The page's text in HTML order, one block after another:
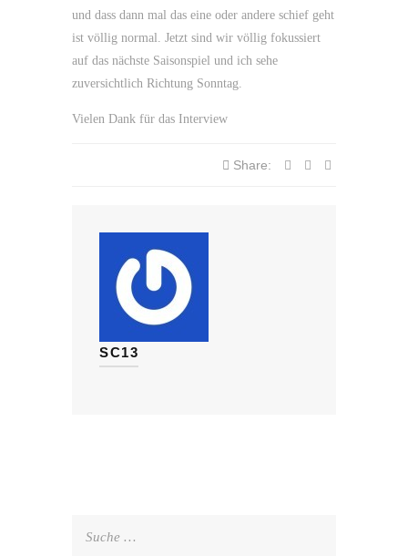
und dass dann mal das eine oder andere schief geht
ist völlig normal. Jetzt sind wir völlig fokussiert
auf das nächste Saisonspiel und ich sehe
zuversichtlich Richtung Sonntag.
Vielen Dank für das Interview
Share:
SC13